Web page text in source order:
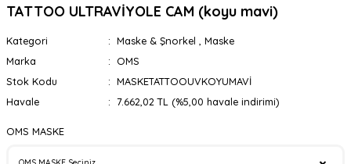
TATTOO ULTRAVİYOLE CAM (koyu mavi)
Kategori Maske & Şnorkel
Maske
Marka
OMS
Stok Kodu
MASKETATTOOUVKOYUMAVİ
Havale
7.662,02 TL (%5,00 havale indirimi)
OMS MASKE